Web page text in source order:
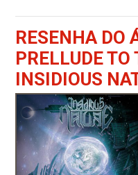
RESENHA DO
PRELLUDE TO
INSIDIOUS